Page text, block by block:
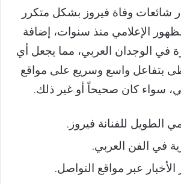
شائعات وفاة فيروز بشكل متكرر
الإعلامي منذ سنوات، إضافة
في الوجدان العربي، مما يجعل أي
بتفاعل واسع وسريع على مواقع
سواء كان صحيحاً أو غير ذلك.
الطويل للفنانة فيروز.
في الفن العربي.
عبر مواقع التواصل.